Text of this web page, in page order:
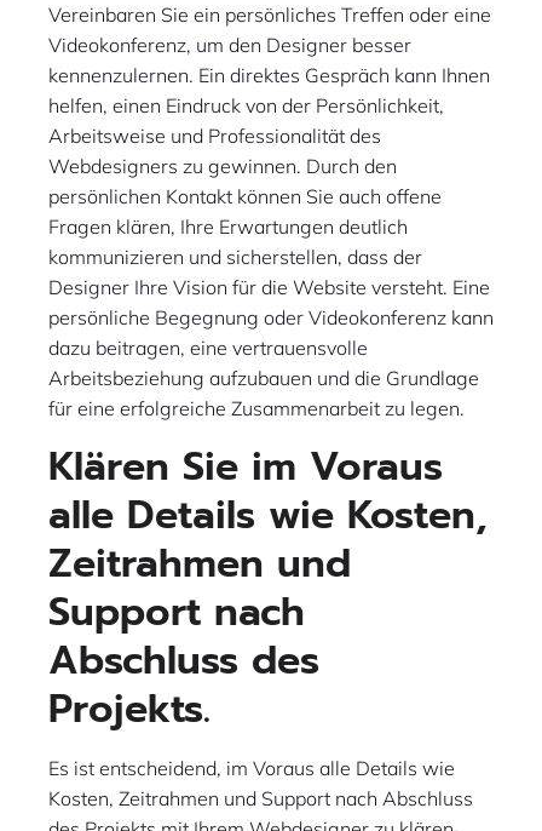
Vereinbaren Sie ein persönliches Treffen oder eine
Videokonferenz, um den Designer besser
kennenzulernen. Ein direktes Gespräch kann Ihnen
helfen, einen Eindruck von der Persönlichkeit,
Arbeitsweise und Professionalität des
Webdesigners zu gewinnen. Durch den
persönlichen Kontakt können Sie auch offene
Fragen klären, Ihre Erwartungen deutlich
kommunizieren und sicherstellen, dass der
Designer Ihre Vision für die Website versteht. Eine
persönliche Begegnung oder Videokonferenz kann
dazu beitragen, eine vertrauensvolle
Arbeitsbeziehung aufzubauen und die Grundlage
für eine erfolgreiche Zusammenarbeit zu legen.
Klären Sie im Voraus
alle Details wie Kosten,
Zeitrahmen und
Support nach
Abschluss des
Projekts.
Es ist entscheidend, im Voraus alle Details wie
Kosten, Zeitrahmen und Support nach Abschluss